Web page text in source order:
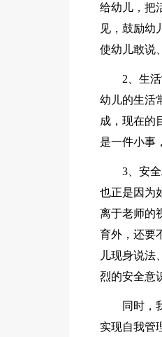
给幼儿，把
见，鼓励幼
使幼儿敢说
2、生
幼儿的生活
成，现在的
是一件小事
3、安
也正是因为
离于老师的
育外，还要
儿现身说法
烈的安全意
同时，
实现自我管